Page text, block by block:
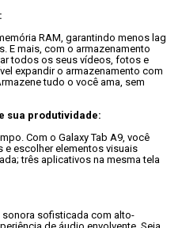
RAM, garantindo menos lag
E mais, com o armazenamento
todos os seus vídeos, fotos e
expandir o armazenamento com
tudo o você ama, sem
sua produtividade:
Com o Galaxy Tab A9, você
escolher elementos visuais
três aplicativos na mesma tela
sofisticada com alto-